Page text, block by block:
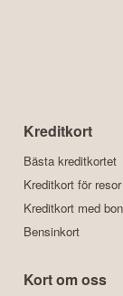
Kreditkort
Bästa kreditkortet
Kreditkort för resor
Kreditkort med
Bensinkort
Kort om oss